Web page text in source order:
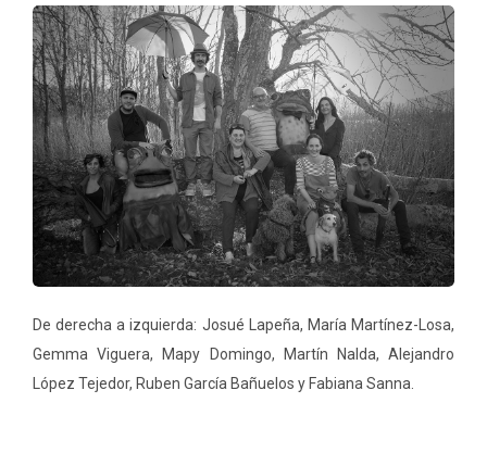
De derecha a izquierda: Josué Lapeña, María Martínez-Losa,
Gemma Viguera, Mapy Domingo, Martín Nalda, Alejandro
López Tejedor, Ruben García Bañuelos y Fabiana Sanna.